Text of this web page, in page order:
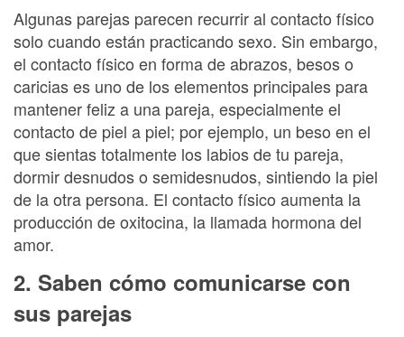
Algunas parejas parecen recurrir al contacto físico
solo cuando están practicando sexo. Sin embargo,
el contacto físico en forma de abrazos, besos o
caricias es uno de los elementos principales para
mantener feliz a una pareja, especialmente el
contacto de piel a piel; por ejemplo, un beso en el
que sientas totalmente los labios de tu pareja,
dormir desnudos o semidesnudos, sintiendo la piel
de la otra persona. El contacto físico aumenta la
producción de oxitocina, la llamada hormona del
amor.
2. Saben cómo comunicarse con
sus parejas